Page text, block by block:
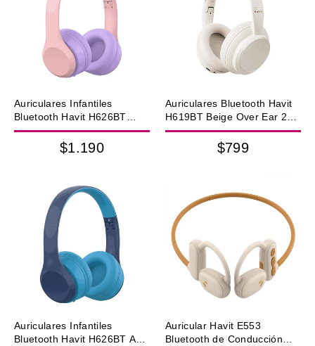
Auriculares Infantiles
Bluetooth Havit H626BT
Rosa FM MicroSD IPX6
$1.190
Auriculares Bluetooth Havit
H619BT Beige Over Ear 20h
ENC USB-C
$799
Auriculares Infantiles
Bluetooth Havit H626BT Azul
Auricular Havit E553
Bluetooth de Conducción